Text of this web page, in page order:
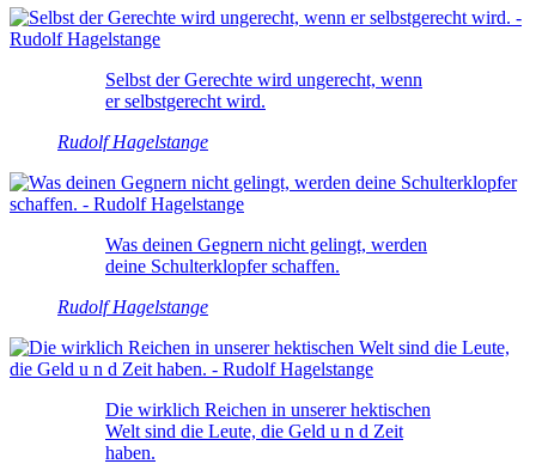
Selbst der Gerechte wird ungerecht, wenn
er selbstgerecht wird.
Rudolf Hagelstange
Was deinen Gegnern nicht gelingt, werden
deine Schulterklopfer schaffen.
Rudolf Hagelstange
Die wirklich Reichen in unserer hektischen
Welt sind die Leute, die Geld u n d Zeit
haben.